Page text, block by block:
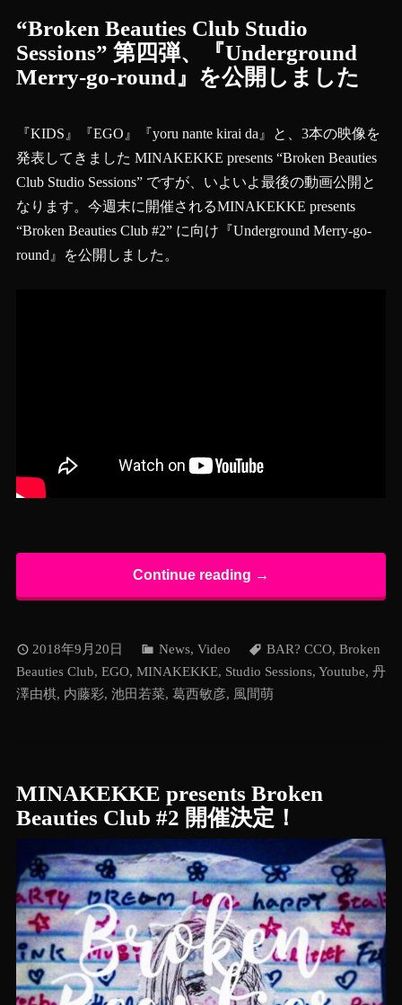
“Broken Beauties Club Studio
Sessions” 第四弾、『Underground
Merry-go-round』を公開しました
『KIDS』『EGO』『yoru nante kirai da』と、3本の映像を
発表してきました MINAKEKKE presents “Broken Beauties
Club Studio Sessions” ですが、いよいよ最後の動画公開と
なります。今週末に開催されるMINAKEKKE presents
“Broken Beauties Club #2” に向け『Underground Merry-go-
round』を公開しました。
Continue reading →
2018年9月20日 News, Video BAR? CCO, Broken
Beauties Club, EGO, MINAKEKKE, Studio Sessions, Youtube, 丹
澤由棋, 内藤彩, 池田若菜, 葛西敏彦, 風間萌
MINAKEKKE presents Broken
Beauties Club #2 開催決定！